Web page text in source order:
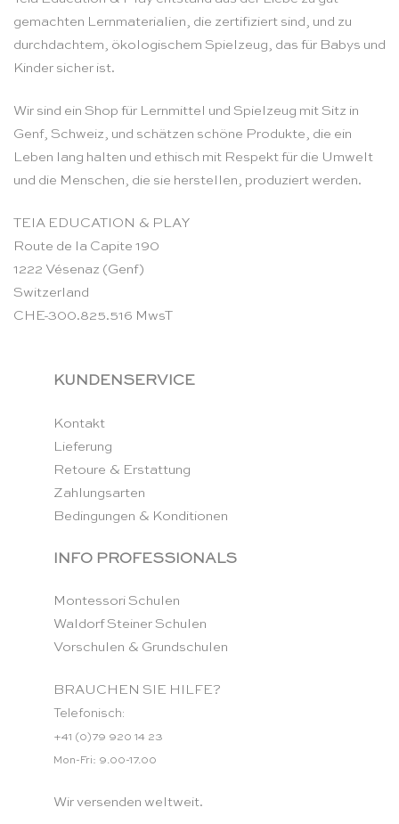
gemachten Lernmaterialien, die zertifiziert sind, und zu
durchdachtem, ökologischem Spielzeug, das für Babys und
Kinder sicher ist.
Wir sind ein Shop für Lernmittel und Spielzeug mit Sitz in
Genf, Schweiz, und schätzen schöne Produkte, die ein
Leben lang halten und ethisch mit Respekt für die Umwelt
und die Menschen, die sie herstellen, produziert werden.
TEIA EDUCATION & PLAY
Route de la Capite 190
1222 Vésenaz (Genf)
Switzerland
CHE-300.825.516 MwsT
KUNDENSERVICE
Kontakt
Lieferung
Retoure & Erstattung
Zahlungsarten
Bedingungen & Konditionen
INFO PROFESSIONALS
Montessori Schulen
Waldorf Steiner Schulen
Vorschulen & Grundschulen
BRAUCHEN SIE HILFE?
Telefonisch:
+41 (0)79 920 14 23
Mon-Fri: 9.00-17.00
Wir versenden weltweit.